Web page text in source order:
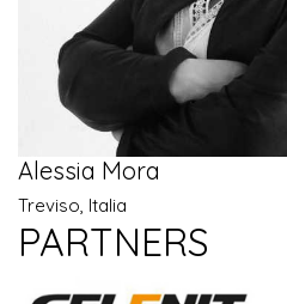
Alessia Mora
Treviso, Italia
PARTNERS